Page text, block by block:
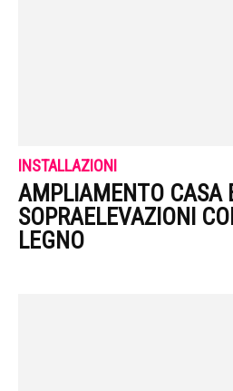
INSTALLAZIONI
AMPLIAMENTO CASA
SOPRAELEVAZIONI
LEGNO